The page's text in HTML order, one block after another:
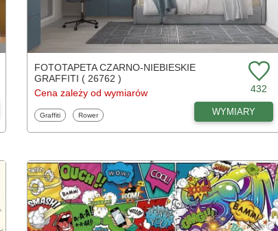
FOTOTAPETA CZARNO-NIEBIESKIE
GRAFFITI ( 26762 )
Cena zależy od wymiarów
432
Fototapety
Graffiti Fototapety
Rower WYMIARY